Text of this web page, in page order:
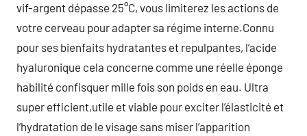
vif-argent dépasse 25°C, vous limiterez les actions de
votre cerveau pour adapter sa régime interne.Connu
pour ses bienfaits hydratantes et repulpantes, l’acide
hyaluronique cela concerne comme une réelle éponge
habilité confisquer mille fois son poids en eau. Ultra
super efficient,utile et viable pour exciter l’élasticité et
l’hydratation de le visage sans miser l’apparition